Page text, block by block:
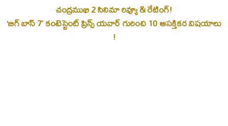
చంద్రముఖి 2 సినిమా రివ్యూ & రేటింగ్!
‘బిగ్ బాస్ 7’ కంటెస్టెంట్ ప్రిన్స్ యవార్ గురించి 10 ఆసక్తికర విషయాలు
!